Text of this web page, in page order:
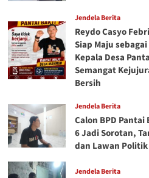
Jendela Berita
Reydo Casyo
Siap Maju
Kepala Desa
Semangat
Bersih
Jendela Berita
Calon BPD
6 Jadi Sorotan,
dan Lawan
Jendela Berita